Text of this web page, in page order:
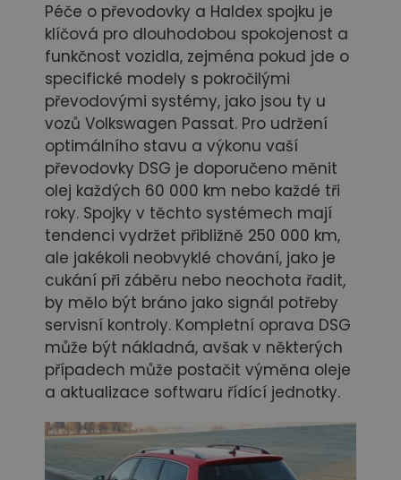
Péče o převodovky a Haldex spojku je
klíčová pro dlouhodobou spokojenost a
funkčnost vozidla, zejména pokud jde o
specifické modely s pokročilými
převodovými systémy, jako jsou ty u
vozů Volkswagen Passat. Pro udržení
optimálního stavu a výkonu vaší
převodovky DSG je doporučeno měnit
olej každých 60 000 km nebo každé tři
roky. Spojky v těchto systémech mají
tendenci vydržet přibližně 250 000 km,
ale jakékoli neobvyklé chování, jako je
cukání při záběru nebo neochota řadit,
by mělo být bráno jako signál potřeby
servisní kontroly. Kompletní oprava DSG
může být nákladná, avšak v některých
případech může postačit výměna oleje
a aktualizace softwaru řídící jednotky.